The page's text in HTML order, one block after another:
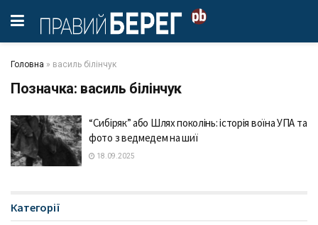
Головна » василь білінчук
Позначка: василь білінчук
“Сибіряк” або Шлях поколінь: історія воїна УПА та
фото з ведмедем на шиї
18.09.2025
Категорії